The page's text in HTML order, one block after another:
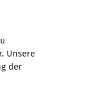
Unsere
der